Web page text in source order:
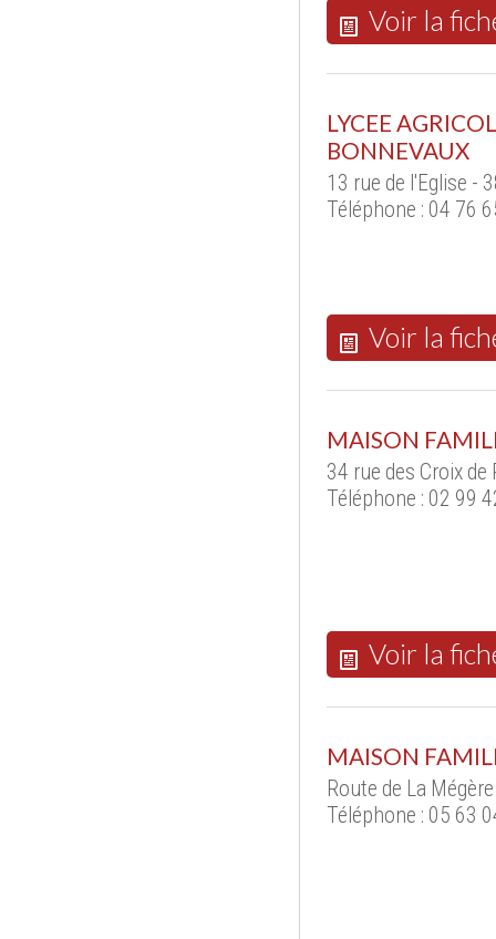
Voir la
LYCEE
BONNEVAUX
13 rue de l'Eglise -
Téléphone : 04 76
Voir la
MAISON
34 rue des Croix de
Téléphone : 02 99
Voir la
MAISON
Route de La
Téléphone : 05 63